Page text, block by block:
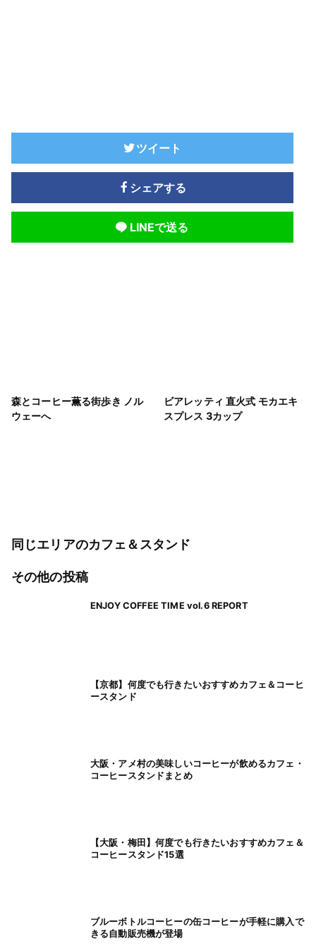
ツイート
シェアする
LINEで送る
森とコーヒー薫る街歩き ノル
ウェーへ
ビアレッティ 直火式 モカエキ
スプレス 3カップ
同じエリアのカフェ＆スタンド
その他の投稿
ENJOY COFFEE TIME vol.6 REPORT
【京都】何度でも行きたいおすすめカフェ＆コーヒ
ースタンド
大阪・アメ村の美味しいコーヒーが飲めるカフェ・
コーヒースタンドまとめ
【大阪・梅田】何度でも行きたいおすすめカフェ＆
コーヒースタンド15選
ブルーボトルコーヒーの缶コーヒーが手軽に購入で
きる自動販売機が登場